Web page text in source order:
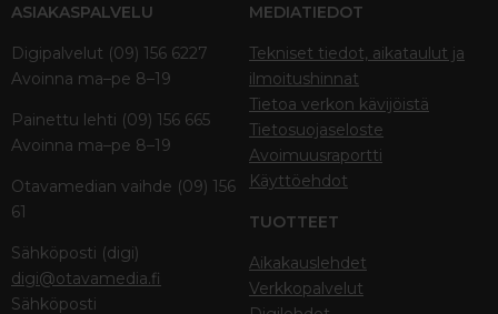
ASIAKASPALVELU
Digipalvelut (09) 156 6227
Avoinna ma–pe 8–19
Painettu lehti (09) 156 665
Avoinna ma–pe 8–19
Otavamedian vaihde (09) 156
61
Sähköposti (digi)
digi@otavamedia.fi
Sähköposti
MEDIATIEDOT
Tekniset tiedot, aikataulut ja
ilmoitushinnat
Tietoa verkon kävijöistä
Tietosuojaseloste
Avoimuusraportti
Käyttöehdot
TUOTTEET
Aikakauslehdet
Verkkopalvelut